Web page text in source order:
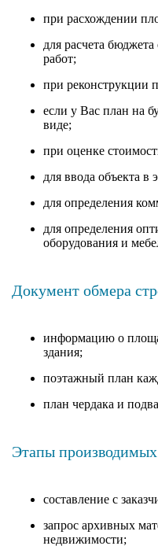
при расхождении
для расчета
работ;
при реконструкции
если у Вас план на
виде;
при оценке
для ввода объекта в
для определения
для определения
оборудования и
Документ обмера
информацию о
здания;
поэтажный план
план чердака и
Этапы производимых
составление с
запрос архивных
недвижимости;